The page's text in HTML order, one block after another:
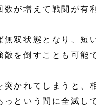
数が増えて戦闘が有
無双状態となり、短
敵を倒すことも可能
突かれてしまうと、
っという間に全滅し